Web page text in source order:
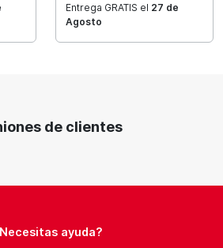
Entrega GRATIS el 27 de
Agosto
de clientes
ayuda?